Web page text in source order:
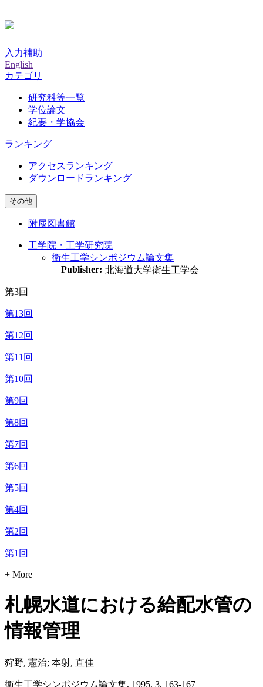
入力補助
English
カテゴリ
研究科等一覧
学位論文
紀要・学協会
ランキング
アクセスランキング
ダウンロードランキング
その他
附属図書館
工学院・工学研究院
衛生工学シンポジウム論文集
Publisher: 北海道大学衛生工学会
第3回
第13回
第12回
第11回
第10回
第9回
第8回
第7回
第6回
第5回
第4回
第2回
第1回
+ More
札幌水道における給配水管の
情報管理
狩野, 憲治; 本射, 直佳
衛生工学シンポジウム論文集, 1995, 3, 163-167